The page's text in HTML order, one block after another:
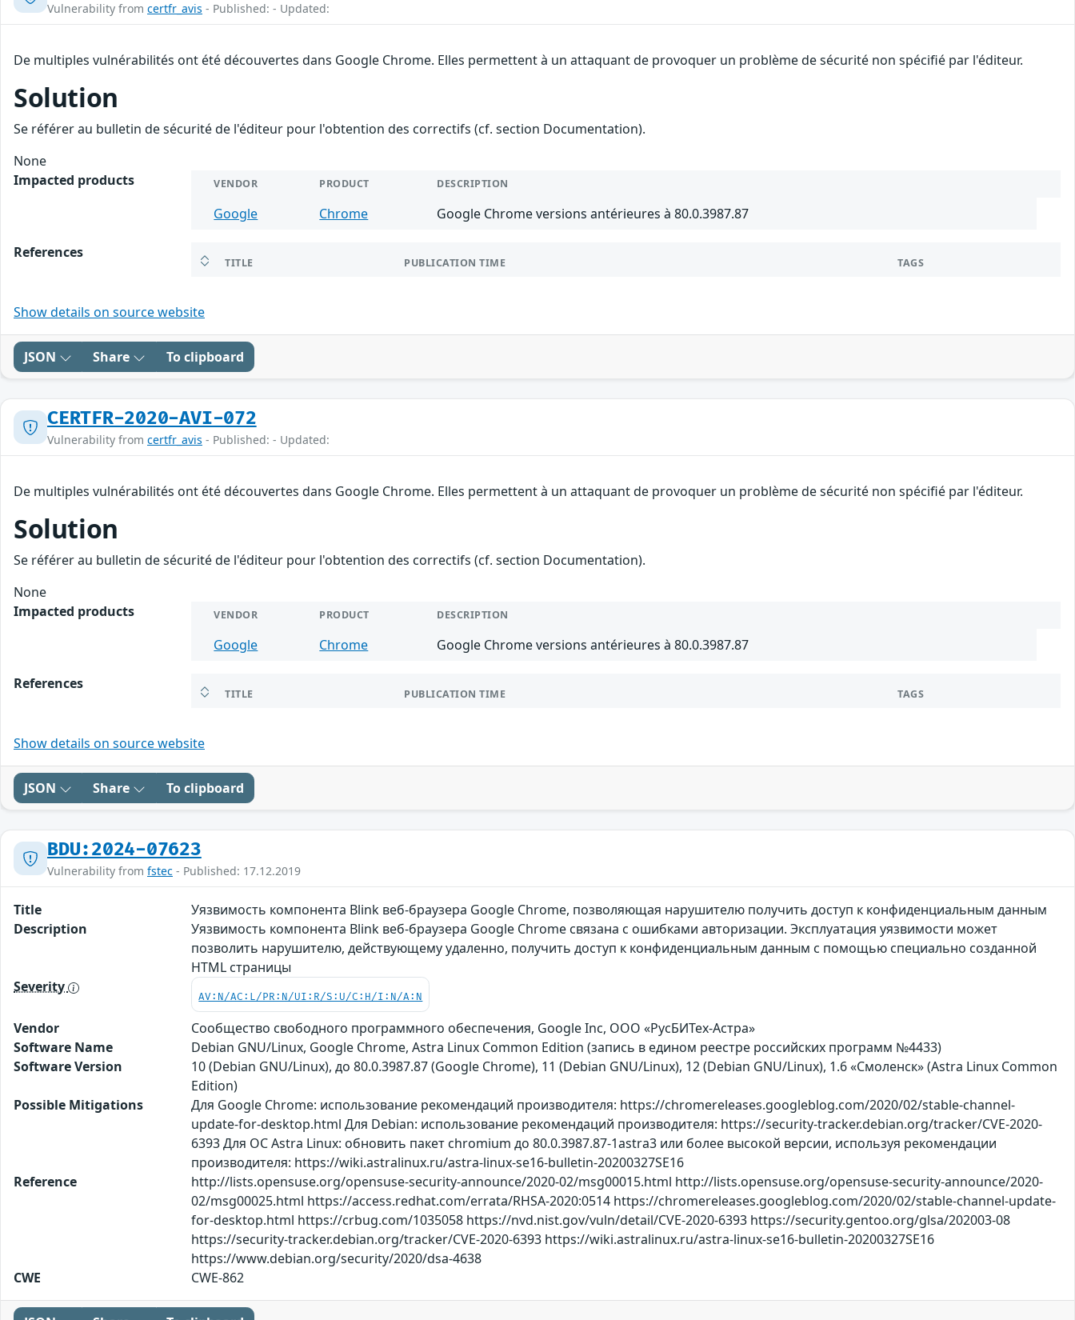
Vulnerability from certfr_avis - Published: - Updated:
De multiples vulnérabilités ont été découvertes dans Google Chrome. Elles permettent à un attaquant de provoquer un problème de sécurité non spécifié par l'éditeur.
Solution
Se référer au bulletin de sécurité de l'éditeur pour l'obtention des correctifs (cf. section Documentation).
None
Impacted products
VENDOR PRODUCT DESCRIPTION
Google Chrome Google Chrome versions antérieures à 80.0.3987.87
References
TITLE PUBLICATION TIME TAGS
Show details on source website
JSON Share To clipboard
CERTFR-2020-AVI-072
Vulnerability from certfr_avis - Published: - Updated:
De multiples vulnérabilités ont été découvertes dans Google Chrome. Elles permettent à un attaquant de provoquer un problème de sécurité non spécifié par l'éditeur.
Solution
Se référer au bulletin de sécurité de l'éditeur pour l'obtention des correctifs (cf. section Documentation).
None
Impacted products
VENDOR PRODUCT DESCRIPTION
Google Chrome Google Chrome versions antérieures à 80.0.3987.87
References
TITLE PUBLICATION TIME TAGS
Show details on source website
JSON Share To clipboard
BDU:2024-07623
Vulnerability from fstec - Published: 17.12.2019
Title
Уязвимость компонента Blink веб-браузера Google Chrome, позволяющая нарушителю получить доступ к конфиденциальным данным
Description
Уязвимость компонента Blink веб-браузера Google Chrome связана с ошибками авторизации. Эксплуатация уязвимости может
позволить нарушителю, действующему удаленно, получить доступ к конфиденциальным данным с помощью специально созданной
HTML страницы
Severity
AV:N/AC:L/PR:N/UI:R/S:U/C:H/I:N/A:N
Vendor
Сообщество свободного программного обеспечения, Google Inc, ООО «РусБИТех-Астра»
Software Name
Debian GNU/Linux, Google Chrome, Astra Linux Common Edition (запись в едином реестре российских программ №4433)
Software Version
10 (Debian GNU/Linux), до 80.0.3987.87 (Google Chrome), 11 (Debian GNU/Linux), 12 (Debian GNU/Linux), 1.6 «Смоленск» (Astra Linux Common
Edition)
Possible Mitigations
Для Google Chrome: использование рекомендаций производителя: https://chromereleases.googleblog.com/2020/02/stable-channel-
update-for-desktop.html Для Debian: использование рекомендаций производителя: https://security-tracker.debian.org/tracker/CVE-2020-
6393 Для ОС Astra Linux: обновить пакет chromium до 80.0.3987.87-1astra3 или более высокой версии, используя рекомендации
производителя: https://wiki.astralinux.ru/astra-linux-se16-bulletin-20200327SE16
Reference
http://lists.opensuse.org/opensuse-security-announce/2020-02/msg00015.html http://lists.opensuse.org/opensuse-security-announce/2020-
02/msg00025.html https://access.redhat.com/errata/RHSA-2020:0514 https://chromereleases.googleblog.com/2020/02/stable-channel-update-
for-desktop.html https://crbug.com/1035058 https://nvd.nist.gov/vuln/detail/CVE-2020-6393 https://security.gentoo.org/glsa/202003-08
https://security-tracker.debian.org/tracker/CVE-2020-6393 https://wiki.astralinux.ru/astra-linux-se16-bulletin-20200327SE16
https://www.debian.org/security/2020/dsa-4638
CWE
CWE-862